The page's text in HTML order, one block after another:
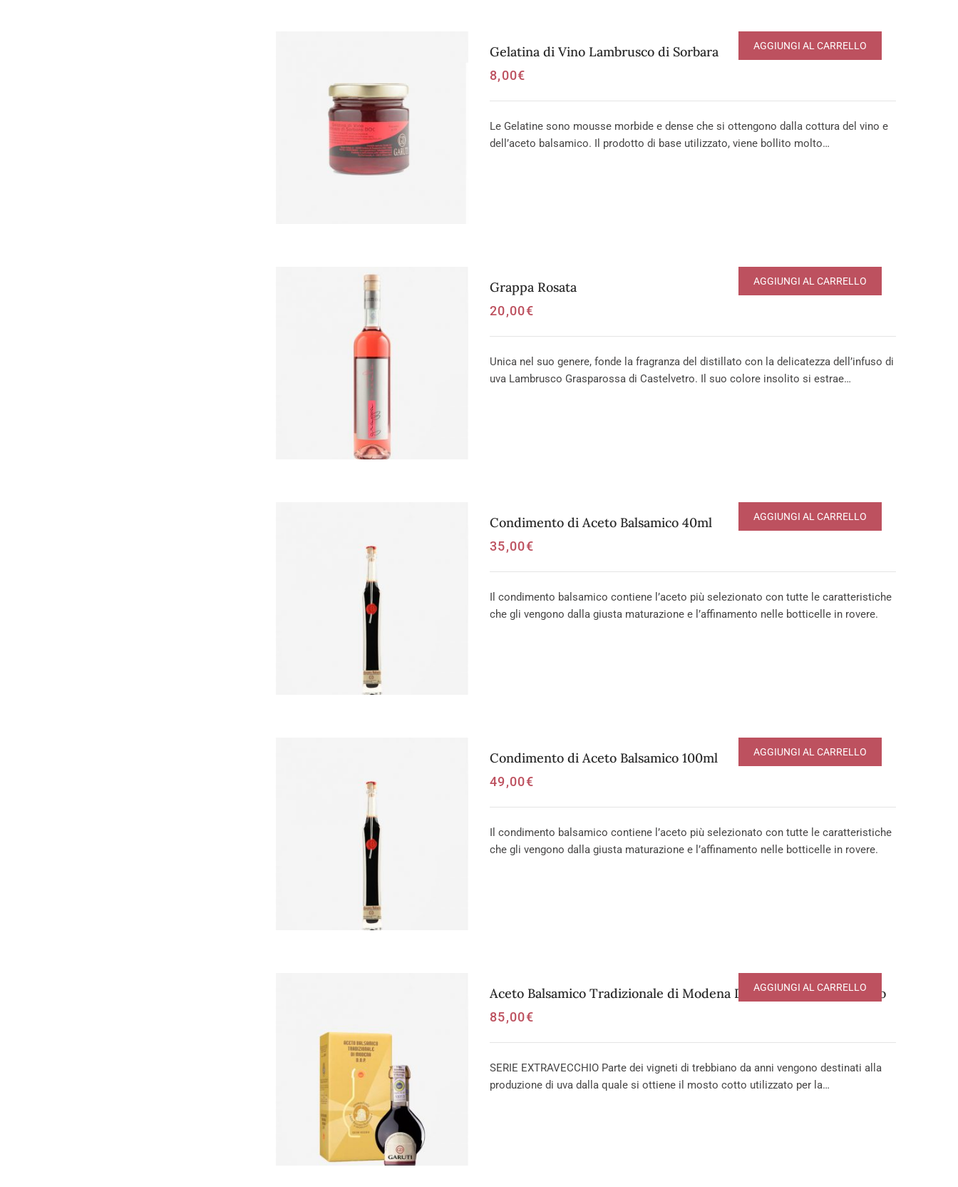
Gelatina di Vino Lambrusco di Sorbara
8,00€
AGGIUNGI AL CARRELLO
Le Gelatine sono mousse morbide e dense che si ottengono dalla cottura del vino e
dell’aceto balsamico. Il prodotto di base utilizzato, viene bollito molto…
Grappa Rosata
20,00€
AGGIUNGI AL CARRELLO
Unica nel suo genere, fonde la fragranza del distillato con la delicatezza dell’infuso di
uva Lambrusco Grasparossa di Castelvetro. Il suo colore insolito si estrae…
Condimento di Aceto Balsamico 40ml
35,00€
AGGIUNGI AL CARRELLO
Il condimento balsamico contiene l’aceto più selezionato con tutte le caratteristiche
che gli vengono dalla giusta maturazione e l’affinamento nelle botticelle in rovere.
Condimento di Aceto Balsamico 100ml
49,00€
AGGIUNGI AL CARRELLO
Il condimento balsamico contiene l’aceto più selezionato con tutte le caratteristiche
che gli vengono dalla giusta maturazione e l’affinamento nelle botticelle in rovere.
Aceto Balsamico Tradizionale di Modena DOP – serie Extravecchio
85,00€
AGGIUNGI AL CARRELLO
SERIE EXTRAVECCHIO Parte dei vigneti di trebbiano da anni vengono destinati alla
produzione di uva dalla quale si ottiene il mosto cotto utilizzato per la…